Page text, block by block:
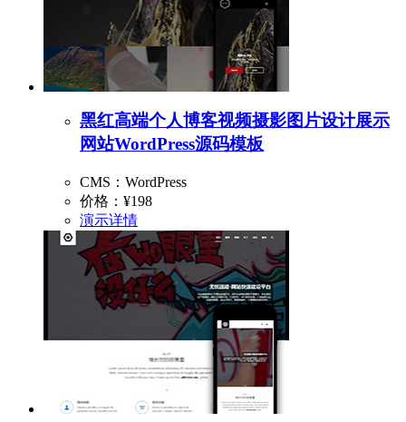
黑红高端个人博客视频摄影图片设计展示
网站WordPress源码模板
CMS：WordPress
价格： ¥198
演示详情